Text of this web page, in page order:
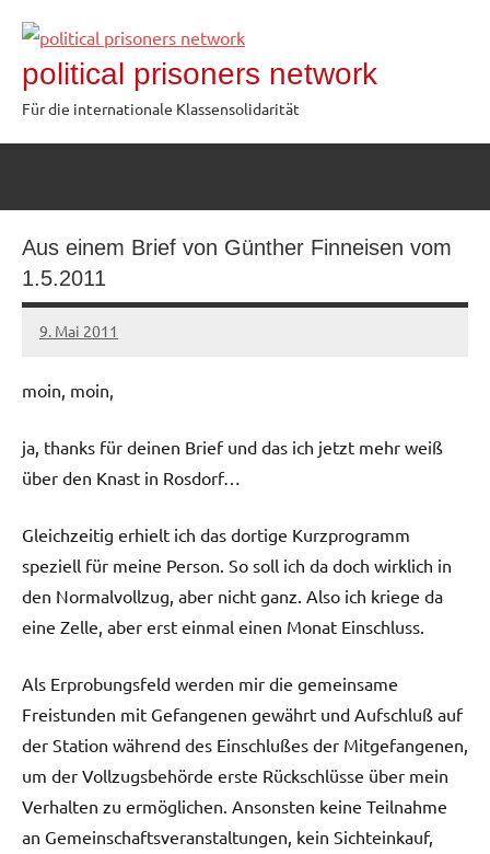
Inhalt
springen
political prisoners network
Für die internationale Klassensolidarität
Aus einem Brief von Günther Finneisen vom
1.5.2011
9. Mai 2011
admin
moin, moin,
ja, thanks für deinen Brief und das ich jetzt mehr weiß
über den Knast in Rosdorf…
Gleichzeitig erhielt ich das dortige Kurzprogramm
speziell für meine Person. So soll ich da doch wirklich in
den Normalvollzug, aber nicht ganz. Also ich kriege da
eine Zelle, aber erst einmal einen Monat Einschluss.
Als Erprobungsfeld werden mir die gemeinsame
Freistunden mit Gefangenen gewährt und Aufschluß auf
der Station während des Einschlußes der Mitgefangenen,
um der Vollzugsbehörde erste Rückschlüsse über mein
Verhalten zu ermöglichen. Ansonsten keine Teilnahme
an Gemeinschaftsveranstaltungen, kein Sichteinkauf,